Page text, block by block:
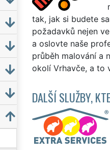
tak, jak si budete
požadavků nejen
a oslovte naše
průběh malování a
okolí Vrhavče, a to
DALŠÍ SLUŽBY,